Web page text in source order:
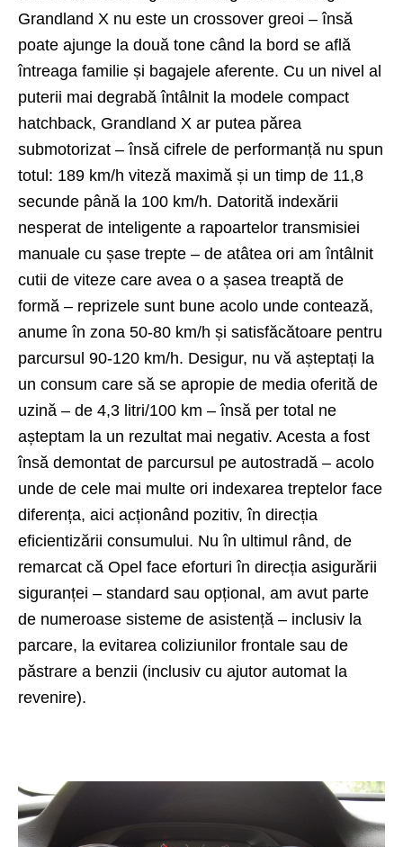
Grandland X nu este un crossover greoi – însă
poate ajunge la două tone când la bord se află
întreaga familie și bagajele aferente. Cu un nivel al
puterii mai degrabă întâlnit la modele compact
hatchback, Grandland X ar putea părea
submotorizat – însă cifrele de performanță nu spun
totul: 189 km/h viteză maximă și un timp de 11,8
secunde până la 100 km/h. Datorită indexării
nesperat de inteligente a rapoartelor transmisiei
manuale cu șase trepte – de atâtea ori am întâlnit
cutii de viteze care avea o a șasea treaptă de
formă – reprizele sunt bune acolo unde contează,
anume în zona 50-80 km/h și satisfăcătoare pentru
parcursul 90-120 km/h. Desigur, nu vă așteptați la
un consum care să se apropie de media oferită de
uzină – de 4,3 litri/100 km – însă per total ne
așteptam la un rezultat mai negativ. Acesta a fost
însă demontat de parcursul pe autostradă – acolo
unde de cele mai multe ori indexarea treptelor face
diferența, aici acționând pozitiv, în direcția
eficientizării consumului. Nu în ultimul rând, de
remarcat că Opel face eforturi în direcția asigurării
siguranței – standard sau opțional, am avut parte
de numeroase sisteme de asistență – inclusiv la
parcare, la evitarea coliziunilor frontale sau de
păstrare a benzii (inclusiv cu ajutor automat la
revenire).